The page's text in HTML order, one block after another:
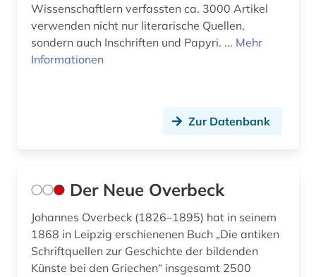
Wissenschaftlern verfassten ca. 3000 Artikel
verwenden nicht nur literarische Quellen,
sondern auch Inschriften und Papyri. ... Mehr
Informationen
Zur Datenbank
Der Neue Overbeck
Johannes Overbeck (1826–1895) hat in seinem
1868 in Leipzig erschienenen Buch „Die antiken
Schriftquellen zur Geschichte der bildenden
Künste bei den Griechen“ insgesamt 2500